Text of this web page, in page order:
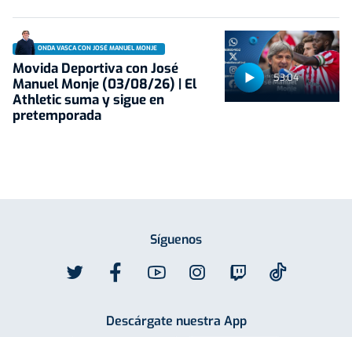
53:04
ONDA VASCA CON JOSÉ MANUEL MONJE
Movida Deportiva con José
Manuel Monje (03/08/26) | El
Athletic suma y sigue en
pretemporada
Síguenos
Descárgate nuestra App